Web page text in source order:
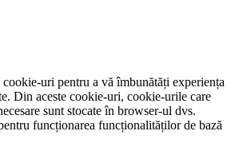
uri pentru a vă îmbunătăți experiența
Din aceste cookie-uri, cookie-urile care
sunt stocate în browser-ul dvs.
funcționarea funcționalităților de bază